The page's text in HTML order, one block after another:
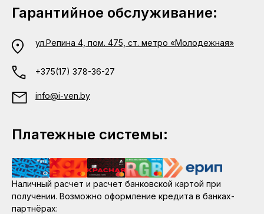
Гарантийное обслуживание:
ул.Репина 4, пом. 475, ст. метро «Молодежная»
+375(17) 378-36-27
info@i-ven.by
Платежные системы:
Наличный расчет и расчет банковской картой при
получении. Возможно оформление кредита в банках-
партнёрах: